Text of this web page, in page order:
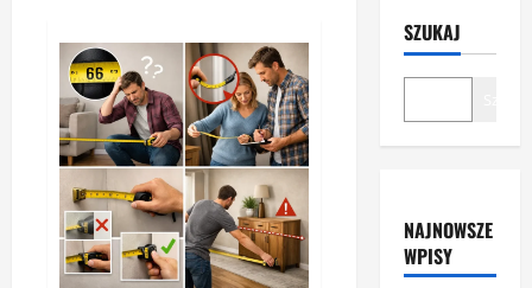
SZUKAJ
NAJNOWSZE
WPISY